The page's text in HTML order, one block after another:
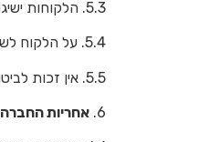
5.3. הלקוחות ישיגו את ההחזר הכספי לאמצעי התשלום ששילמו בו, לאחר בדיקת המוצר וקבלת אישור תקני של המוצר חזרה.
5.4. על הלקוח לשאת בכל העלויות הנלוות להחזרת המוצר, אלא במקרים בהם הפגם נגרם באשמת החברה.
5.5. אין זכות לביטול ההזמנה או להחזר במקרים של מוצר שנפתח או שעבר שימוש בלתי הפיך, אלא במקרים של פגם.
6. אחריות החברה